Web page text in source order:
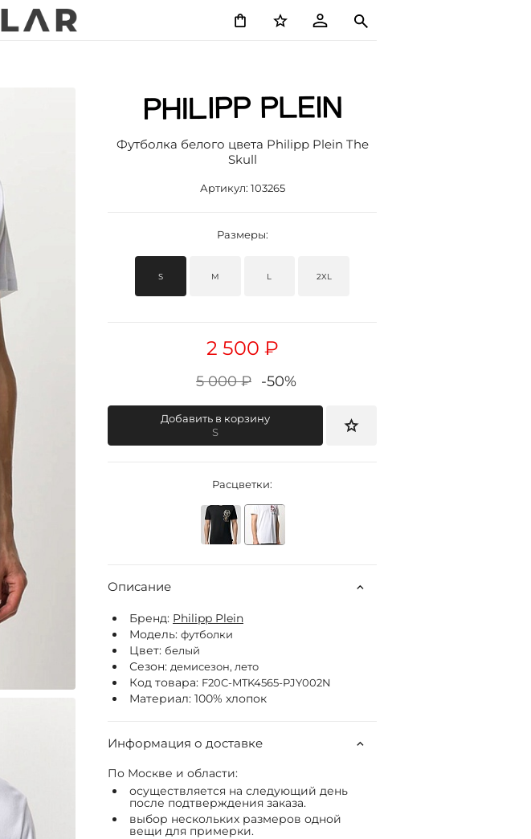
Футболка белого цвета Philipp Plein The
Skull
Артикул: 103265
Размеры:
S M L 2XL
2 500 ₽
5 000 ₽ -50%
Добавить в корзину
S
Расцветки:
Описание
Бренд: Philipp Plein
Модель: футболки
Цвет: белый
Сезон: демисезон, лето
Код товара: F20C-MTK4565-PJY002N
Материал: 100% хлопок
Информация о доставке
По Москве и области:
осуществляется на следующий день
после подтверждения заказа.
выбор нескольких размеров одной
вещи для примерки.